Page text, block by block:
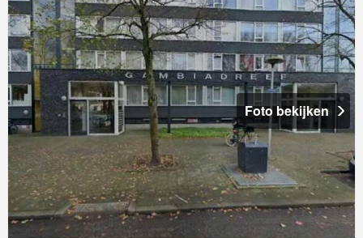
Foto bekijken